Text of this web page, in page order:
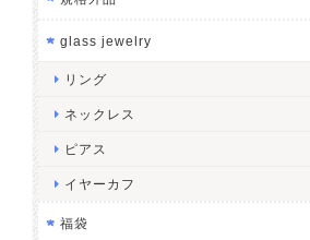
glass jewelry
リング
ネックレス
ピアス
イヤーカフ
福袋